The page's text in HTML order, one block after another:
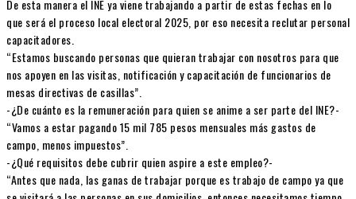
De esta manera el INE ya viene trabajando a partir de estas fechas en lo
que será el proceso local electoral 2025, por eso necesita reclutar personal
capacitadores.
“Estamos buscando personas que quieran trabajar con nosotros para que
nos apoyen en las visitas, notificación y capacitación de funcionarios de
mesas directivas de casillas”.
-¿De cuánto es la remuneración para quien se anime a ser parte del INE?-
“Vamos a estar pagando 15 mil 785 pesos mensuales más gastos de
campo, menos impuestos”.
-¿Qué requisitos debe cubrir quien aspire a este empleo?-
“Antes que nada, las ganas de trabajar porque es trabajo de campo ya que